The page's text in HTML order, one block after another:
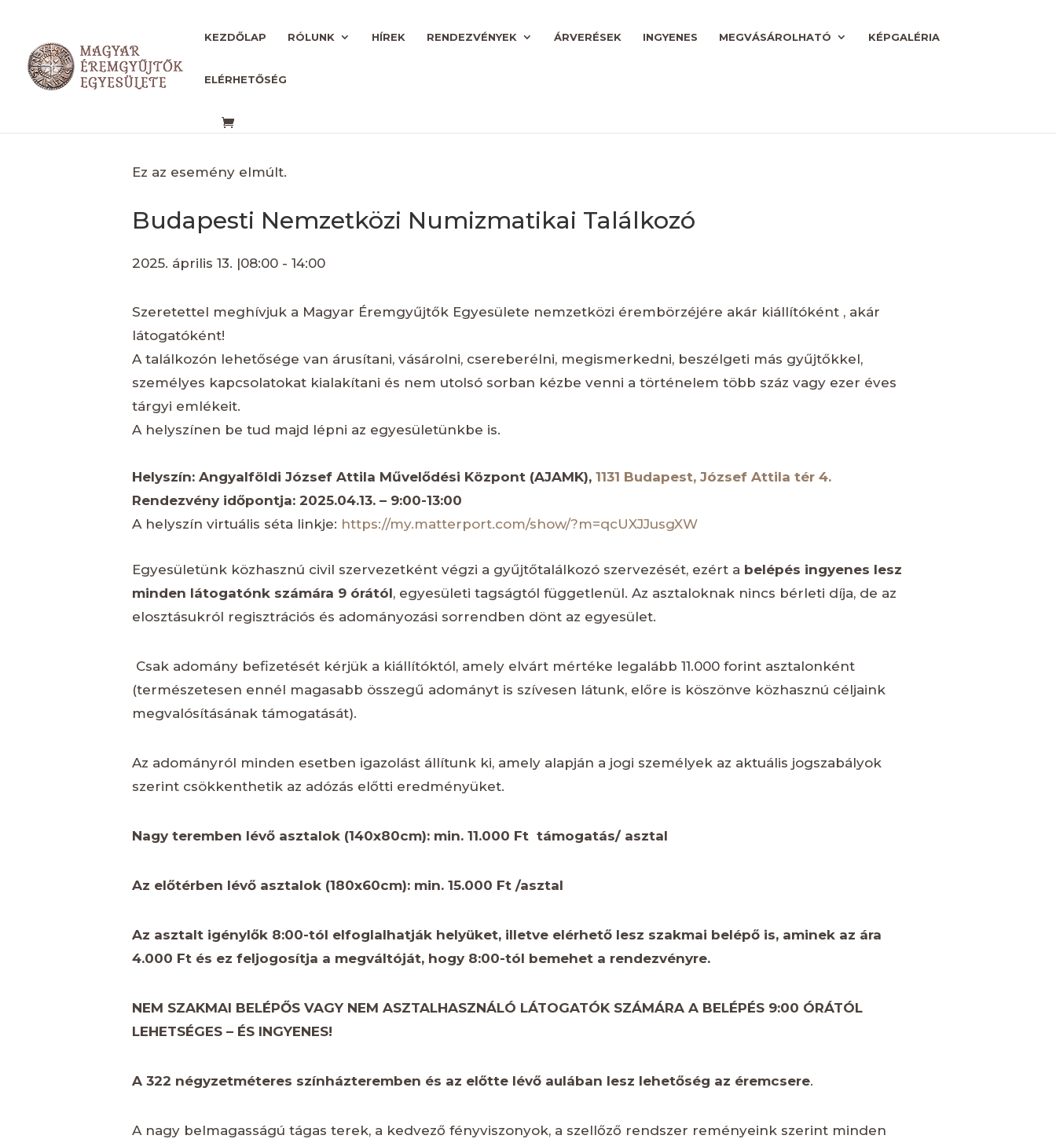
KEZDŐLAP RÓLUNK HÍREK RENDEZVÉNYEK ÁRVERÉSEK INGYENES MEGVÁSÁROLHATÓ KÉPGALÉRIA
ELÉRHETŐSÉG
« Összes Események
Ez az esemény elmúlt.
Budapesti Nemzetközi Numizmatikai Találkozó
2025. április 13. |08:00 - 14:00
Szeretettel meghívjuk a Magyar Éremgyűjtők Egyesülete nemzetközi érembörzéjére akár kiállítóként , akár
látogatóként!
A találkozón lehetősége van árusítani, vásárolni, csereberélni, megismerkedni, beszélgeti más gyűjtőkkel,
személyes kapcsolatokat kialakítani és nem utolsó sorban kézbe venni a történelem több száz vagy ezer éves
tárgyi emlékeit.
A helyszínen be tud majd lépni az egyesületünkbe is.
Helyszín: Angyalföldi József Attila Művelődési Központ (AJAMK), 1131 Budapest, József Attila tér 4.
Rendezvény időpontja: 2025.04.13. – 9:00-13:00
A helyszín virtuális séta linkje: https://my.matterport.com/show/?m=qcUXJJusgXW
Egyesületünk közhasznú civil szervezetként végzi a gyűjtőtalálkozó szervezését, ezért a belépés ingyenes lesz
minden látogatónk számára 9 órától, egyesületi tagságtól függetlenül. Az asztaloknak nincs bérleti díja, de az
elosztásukról regisztrációs és adományozási sorrendben dönt az egyesület.
Csak adomány befizetését kérjük a kiállítóktól, amely elvárt mértéke legalább 11.000 forint asztalonként
(természetesen ennél magasabb összegű adományt is szívesen látunk, előre is köszönve közhasznú céljaink
megvalósításának támogatását).
Az adományról minden esetben igazolást állítunk ki, amely alapján a jogi személyek az aktuális jogszabályok
szerint csökkenthetik az adózás előtti eredményüket.
Nagy teremben lévő asztalok (140x80cm): min. 11.000 Ft támogatás/ asztal
Az előtérben lévő asztalok (180x60cm): min. 15.000 Ft /asztal
Az asztalt igénylők 8:00-tól elfoglalhatják helyüket, illetve elérhető lesz szakmai belépő is, aminek az ára
4.000 Ft és ez feljogosítja a megváltóját, hogy 8:00-tól bemehet a rendezvényre.
NEM SZAKMAI BELÉPŐS VAGY NEM ASZTALHASZNÁLÓ LÁTOGATÓK SZÁMÁRA A BELÉPÉS 9:00 ÓRÁTÓL
LEHETSÉGES – ÉS INGYENES!
A 322 négyzetméteres színházteremben és az előtte lévő aulában lesz lehetőség az éremcsere.
A nagy belmagasságú tágas terek, a kedvező fényviszonyok, a szellőző rendszer reményeink szerint minden